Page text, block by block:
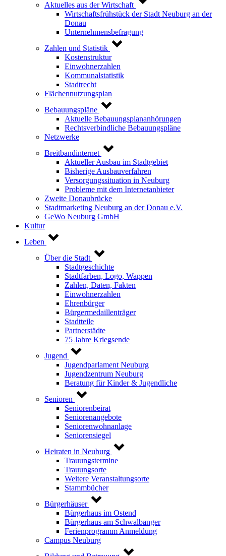
Aktuelles aus der Wirtschaft
Wirtschaftsfrühstück der Stadt Neuburg an der
Donau
Unternehmensbefragung
Zahlen und Statistik
Kostenstruktur
Einwohnerzahlen
Kommunalstatistik
Stadtrecht
Flächennutzungsplan
Bebauungspläne
Aktuelle Bebauungsplananhörungen
Rechtsverbindliche Bebauungspläne
Netzwerke
Breitbandinternet
Aktueller Ausbau im Stadtgebiet
Bisherige Ausbauverfahren
Versorgungssituation in Neuburg
Probleme mit dem Internetanbieter
Zweite Donaubrücke
Stadtmarketing Neuburg an der Donau e.V.
GeWo Neuburg GmbH
Kultur
Leben
Über die Stadt
Stadtgeschichte
Stadtfarben, Logo, Wappen
Zahlen, Daten, Fakten
Einwohnerzahlen
Ehrenbürger
Bürgermedaillenträger
Stadtteile
Partnerstädte
75 Jahre Kriegsende
Jugend
Jugendparlament Neuburg
Jugendzentrum Neuburg
Beratung für Kinder & Jugendliche
Senioren
Seniorenbeirat
Seniorenangebote
Seniorenwohnanlage
Seniorensiegel
Heiraten in Neuburg
Trauungstermine
Trauungsorte
Weitere Veranstaltungsorte
Stammbücher
Bürgerhäuser
Bürgerhaus im Ostend
Bürgerhaus am Schwalbanger
Ferienprogramm Anmeldung
Campus Neuburg